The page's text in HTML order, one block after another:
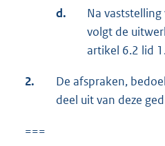
d.
Na
volgt de
artikel 6.2 lid
2.
De afspraken,
deel uit van deze
===